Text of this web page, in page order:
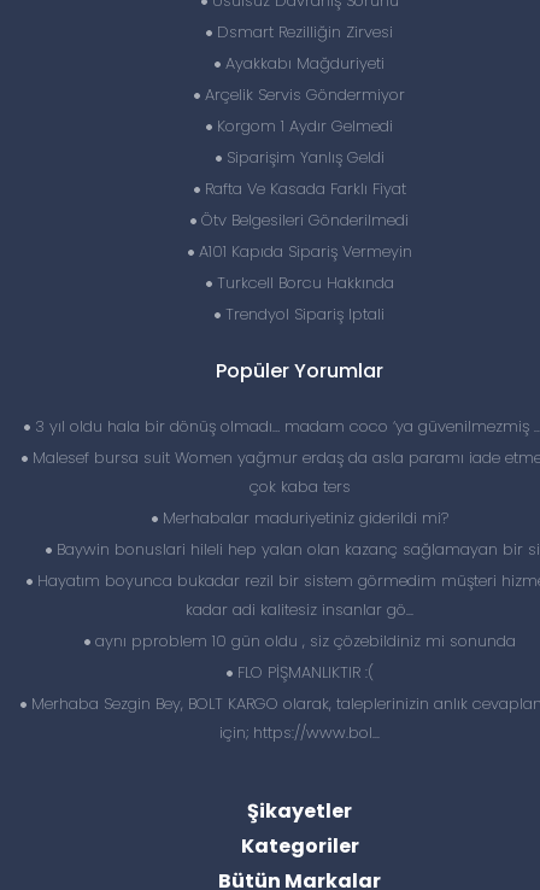
Dsmart Rezilliğin Zirvesi
Ayakkabı Mağduriyeti
Arçelik Servis Göndermiyor
Korgom 1 Aydır Gelmedi
Siparişim Yanlış Geldi
Rafta Ve Kasada Farklı Fiyat
Ötv Belgesileri Gönderilmedi
A101 Kapıda Sipariş Vermeyin
Turkcell Borcu Hakkında
Trendyol Sipariş Iptali
Popüler Yorumlar
3 yıl oldu hala bir dönüş olmadı… madam coco ‘ya güvenilmezmiş
Malesef bursa suit Women yağmur erdaş da asla paramı iade
çok kaba ters
Merhabalar maduriyetiniz giderildi mi?
Baywin bonuslari hileli hep yalan olan kazanç sağlamayan bir
Hayatım boyunca bukadar rezil bir sistem görmedim müşteri
kadar adi kalitesiz insanlar gö...
aynı pproblem 10 gün oldu , siz çözebildiniz mi sonunda
FLO PİŞMANLIKTIR :(
Merhaba Sezgin Bey, BOLT KARGO olarak, taleplerinizin anlık
için; https://www.bol...
Şikayetler
Kategoriler
Bütün Markalar